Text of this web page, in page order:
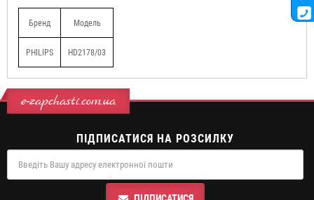
Бренд Модель
PHILIPS HD2178/03
e-zapchasti.com.ua
ПІДПИСАТИСЯ НА РОЗСИЛКУ